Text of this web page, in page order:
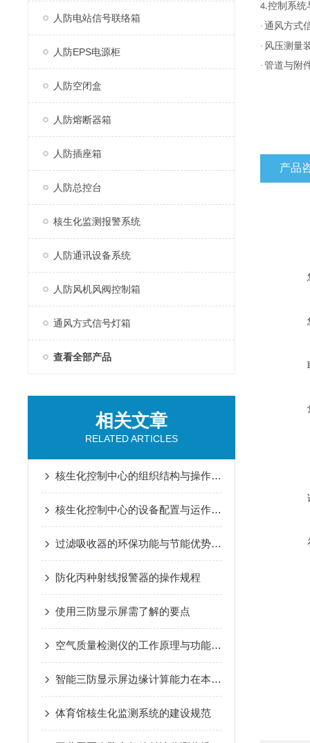
人防电站信号联络箱
人防EPS电源柜
人防空闭盒
人防熔断器箱
人防插座箱
人防总控台
核生化监测报警系统
人防通讯设备系统
人防风机风阀控制箱
通风方式信号灯箱
查看全部产品
相关文章
RELATED ARTICLES
核生化控制中心的组织结构与操作流程说明
核生化控制中心的设备配置与运作模式
过滤吸收器的环保功能与节能优势概述
防化丙种射线报警器的操作规程
使用三防显示屏需了解的要点
空气质量检测仪的工作原理与功能特点概述
智能三防显示屏边缘计算能力在本地数据可视化与预警分析中的应用
体育馆核生化监测系统的建设规范
4.控制系统
· 通风方式
· 风压测量
· 管道与附
产品